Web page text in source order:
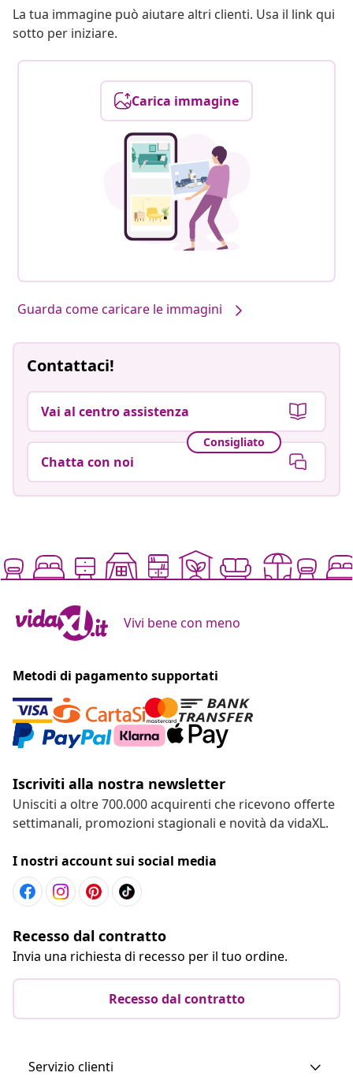
La tua immagine può aiutare altri clienti. Usa il link qui
sotto per iniziare.
Carica immagine
Guarda come caricare le immagini
Contattaci!
Vai al centro assistenza
Consigliato
Chatta con noi
Vivi bene con meno
Metodi di pagamento supportati
Iscriviti alla nostra newsletter
Unisciti a oltre 700.000 acquirenti che ricevono offerte
settimanali, promozioni stagionali e novità da vidaXL.
I nostri account sui social media
Recesso dal contratto
Invia una richiesta di recesso per il tuo ordine.
Recesso dal contratto
Servizio clienti